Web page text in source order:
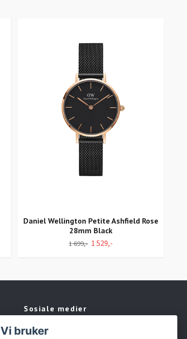
Daniel Wellington Petite Ashfield Rose
28mm Black
1 699,- 1 529,-
Sosiale medier
Facebook
Vi bruker